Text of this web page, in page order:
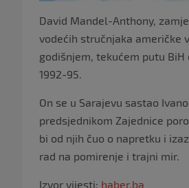
David Mandel-Anthony,
vodećih stručnjaka američke
godišnjem, tekućem putu
1992-95.
On se u Sarajevu sastao
predsjednikom Zajednice
bi od njih čuo o napretku i
rad na pomirenje i trajni mir.
Izvor vijesti: haber.ba